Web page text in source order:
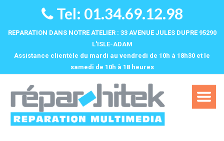
Tel: 01.34.69.12.98
REPARATION DANS NOTRE ATELIER : 33 AVENUE JULES DUPRE 95290
L'ISLE-ADAM
Assistance clientèle du mardi au vendredi de 10h à 18h30 et le
samedi de 10h à 18 heures‌